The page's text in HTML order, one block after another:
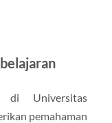
di Universitas
pemahaman